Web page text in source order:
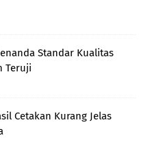
Standar Kualitas
Teruji
Cetakan Kurang Jelas